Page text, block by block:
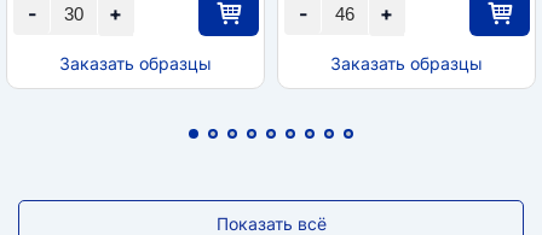
+
-
Заказать образцы
+
-
Заказать образцы
Показать всё